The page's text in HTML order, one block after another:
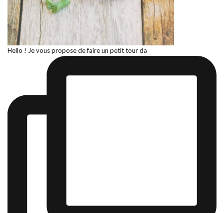
Hello ! Je vous propose de faire un petit tour da